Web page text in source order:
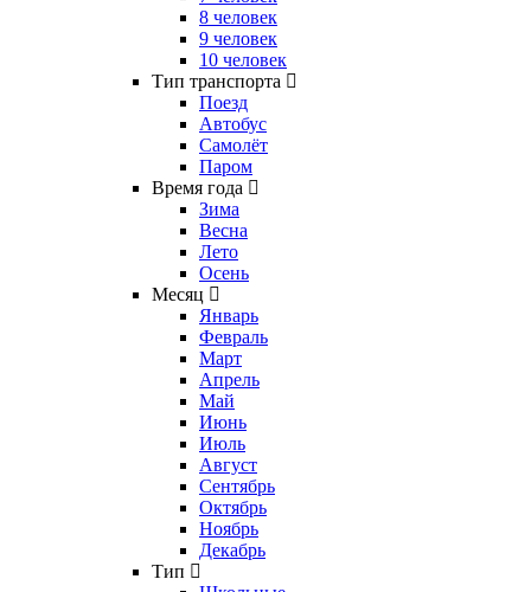
8 человек
9 человек
10 человек
Тип транспорта
Поезд
Автобус
Самолёт
Паром
Время года
Зима
Весна
Лето
Осень
Месяц
Январь
Февраль
Март
Апрель
Май
Июнь
Июль
Август
Сентябрь
Октябрь
Ноябрь
Декабрь
Тип